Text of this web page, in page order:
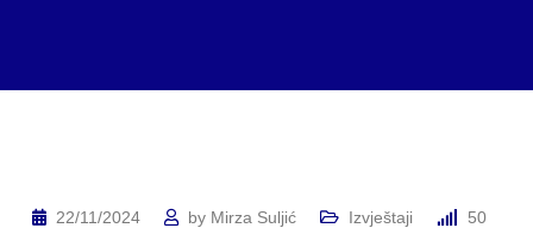
22/11/2024 by Mirza Suljić Izvještaji
50